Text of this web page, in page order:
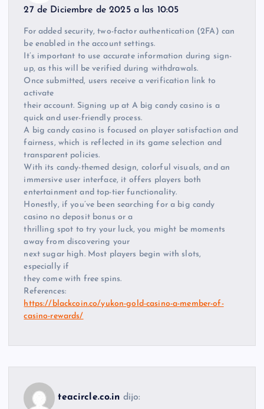
27 de Diciembre de 2025 a las 10:05
For added security, two-factor authentication (2FA) can
be enabled in the account settings.
It’s important to use accurate information during sign-
up, as this will be verified during withdrawals.
Once submitted, users receive a verification link to
activate
their account. Signing up at A big candy casino is a
quick and user-friendly process.
A big candy casino is focused on player satisfaction and
fairness, which is reflected in its game selection and
transparent policies.
With its candy-themed design, colorful visuals, and an
immersive user interface, it offers players both
entertainment and top-tier functionality.
Honestly, if you’ve been searching for a big candy
casino no deposit bonus or a
thrilling spot to try your luck, you might be moments
away from discovering your
next sugar high. Most players begin with slots,
especially if
they come with free spins.
References:
https://blackcoin.co/yukon-gold-casino-a-member-of-
casino-rewards/
teacircle.co.in dijo: